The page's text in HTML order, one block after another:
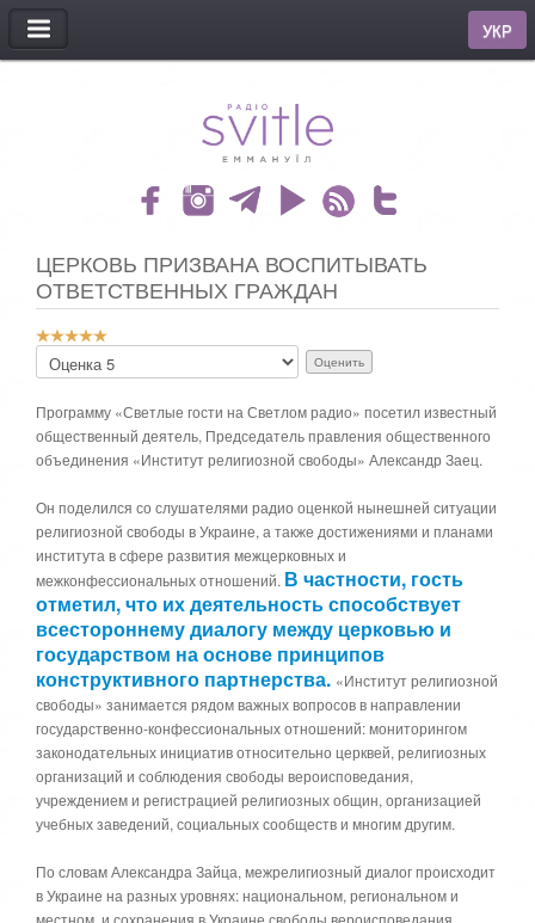
МЕНЮ
УКР
ЦЕРКОВЬ ПРИЗВАНА ВОСПИТЫВАТЬ
ОТВЕТСТВЕННЫХ ГРАЖДАН
Р
й
т
:
5
о
а
л
у
с
т
а
о
ц
е
н
и
т
е
Программу «Светлые гости на Светлом радио» посетил известный
общественный деятель, Председатель правления общественного
объединения «Институт религиозной свободы» Александр Заец.
Он поделился со слушателями радио оценкой нынешней ситуации
религиозной свободы в Украине, а также достижениями и планами
института в сфере развития межцерковных и
межконфессиональных отношений. В частности, гость
отметил, что их деятельность способствует
всестороннему диалогу между церковью и
государством на основе принципов
конструктивного партнерства. «Институт религиозной
свободы» занимается рядом важных вопросов в направлении
государственно-конфессиональных отношений: мониторингом
законодательных инициатив относительно церквей, религиозных
организаций и соблюдения свободы вероисповедания,
учреждением и регистрацией религиозных общин, организацией
учебных заведений, социальных сообществ и многим другим.
По словам Александра Зайца, межрелигиозный диалог происходит
в Украине на разных уровнях: национальном, региональном и